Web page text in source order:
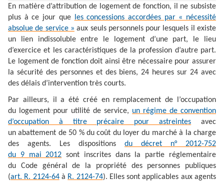
En matière d’attribution de logement de fonction, il ne subsiste
plus à ce jour que
les concessions accordées par « nécessité
absolue de service » aux seuls personnels pour lesquels il existe
un lien indissoluble entre le logement d’une part, le lieu
d’exercice et les caractéristiques de la profession d’autre part.
Le logement de fonction doit ainsi être nécessaire pour assurer
la sécurité des personnes et des biens, 24 heures sur 24 avec
des délais d’intervention très courts.
Par ailleurs, il a été créé en remplacement de l’occupation
du logement pour utilité de service, un régime de convention
d’occupation à titre précaire pour astreintes avec
un abattement de 50 % du coût du loyer du marché à la charge
des agents. Les dispositions du décret n° 2012-752
du 9 mai 2012 sont inscrites dans la partie réglementaire
du Code général de la propriété des personnes publiques
(art. R. 2124-64à R. 2124-74). Elles sont applicables aux agents